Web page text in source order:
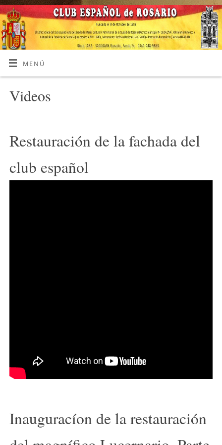
MENÚ
Videos
Restauración de la fachada del
club español
Inauguracíon de la restauración